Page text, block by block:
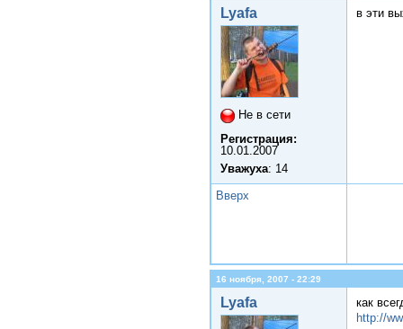
Lyafa
Не в сети
Регистрация:
10.01.2007
Уважуха: 14
в эти
Вверх
16 ноября, 2007 - 22:29
Lyafa
как
http://